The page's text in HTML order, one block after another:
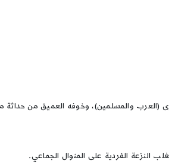
والمسلمين)، وخوفه العميق من حداثة
النزعة الفردية على المنوال الجماعي.